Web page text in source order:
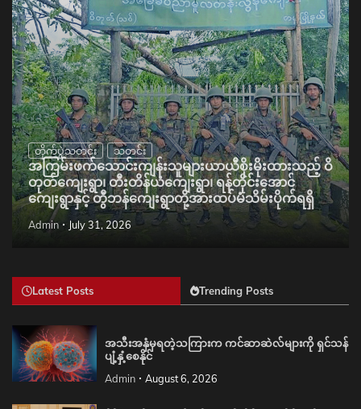
တိုက်ပွဲသတင်း သတင်း
အကြမ်းဖက်သောင်းကျန်းသူများယာယီစိုးမိုးထားသည့် ဝိ
တုတ်ကျေးရွာ၊ တီးတိန်ယံကျေးရွာ၊ ရန်တိုင်းအောင်
ကျေးရွာနှင့် တွီဘန်ကျေးရွာတို့အားထပ်မံသိမ်းပိုက်ရရှိ
Admin July 31, 2026
Latest Posts Trending Posts
အသီးအနှံမှရတဲ့သကြားက ကင်ဆာဆဲလ်များကို ရှင်သန်
ပျံ့နှံ့စေနိုင်
Admin August 6, 2026